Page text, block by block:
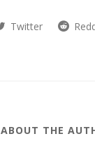
Twitter
ABOUT THE